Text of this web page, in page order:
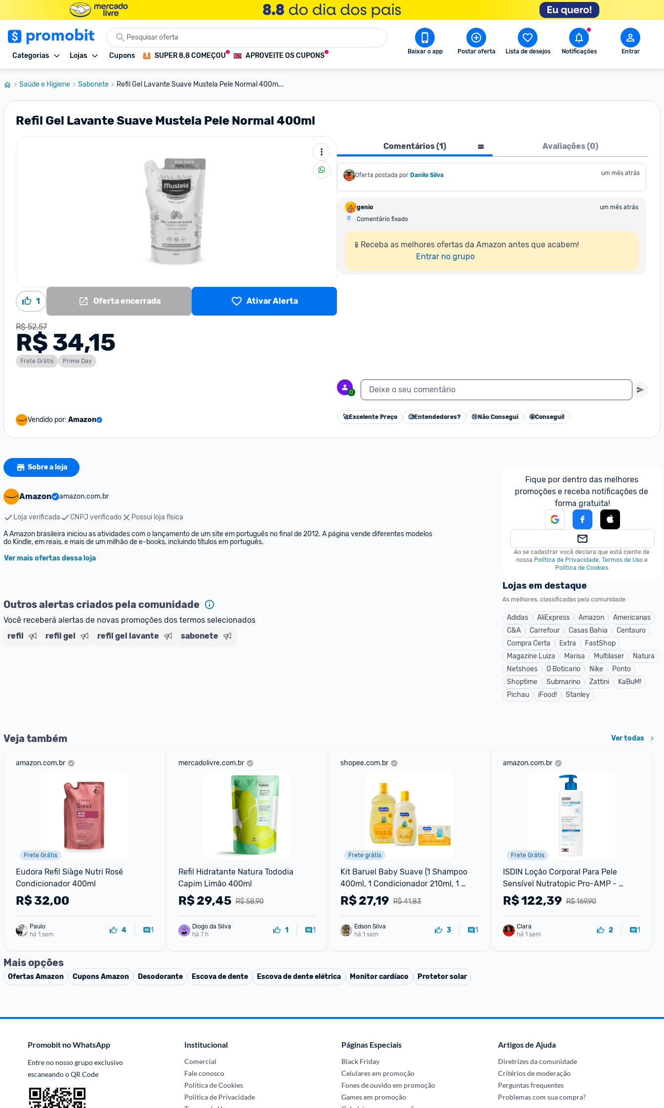
Categorias Lojas Cupons SUPER 8.8 COMEÇOU APROVEITE OS CUPONS Baixar o app Postar oferta Lista de desejos Notificações Entrar
Saúde e Higiene Sabonete Refil Gel Lavante Suave Mustela Pele Normal 400m...
Refil Gel Lavante Suave Mustela Pele Normal 400ml
1 Oferta encerrada Ativar Alerta
R$ 52,57
R$ 34,15
Frete Grátis Prime Day
Vendido por: Amazon
Comentários (1) Avaliações (0)
Oferta postada por Danilo Silva um mês atrás
genio
um mês atrás
Comentário fixado
📱Receba as melhores ofertas da Amazon antes que acabem!
Entrar no grupo
0 Deixe o seu comentário
🚀Excelente Preço 🧐Entendedores? 😢 Não Consegui 🤩Consegui!
Sobre a loja
Amazon amazon.com.br
Loja verificada CNPJ verificado
Possui loja física
A Amazon brasileira iniciou as atividades com o lançamento de um site em português no final de 2012. A página vende diferentes modelos
do Kindle, em reais, e mais de um milhão de e-books, incluindo títulos em português.
Ver mais ofertas dessa loja
Outros alertas criados pela comunidade
Você receberá alertas de novas promoções dos termos selecionados
refil
refil gel refil gel lavante sabonete
Fique por dentro das melhores
promoções e receba notificações de
forma gratuita!
Ao se cadastrar você declara que está ciente de
nossa Política de Privacidade, Termos de Uso e
Política de Cookies.
Lojas em destaque
As melhores, classificadas pela comunidade
Adidas AliExpress Amazon
Americanas
C&A
Carrefour Casas Bahia
Centauro
Compra Certa
Extra
FastShop
Magazine Luiza
Marisa Multilaser
Natura
Netshoes
O Boticario Nike
Ponto
Shoptime
Submarino Zattini
KaBuM!
Pichau
iFood! Stanley
Veja também Ver todas
amazon.com.br
Frete Grátis
Eudora Refil Siàge Nutri Rosé
Condicionador 400ml
R$32,00
Paulo
há 1 sem
4 1
mercadolivre.com.br
Refil Hidratante Natura Tododia
Capim Limão 400ml
R$ 58,90
R$29,45
Diogo da Silva
há 7 h
1 1
shopee.com.br
Frete grátis
Kit Baruel Baby Suave (1 Shampoo
400ml, 1 Condicionador 210ml, 1
Sabonete em Barra 70g)
R$ 41,83
R$27,19
Edson Silva
há 1 sem
3 1
amazon.com.br
Frete Grátis
ISDIN Loção Corporal Para Pele
Sensível Nutratopic Pro-AMP -
400ml
R$ 169,90
R$122,39
Clara
há 1 sem
2 1
Mais opções
OfertasAmazon CuponsAmazon Desodorante Escova de dente Escova de dente elétrica Monitor cardíaco Protetor solar
Promobit no WhatsApp
Entre no nosso grupo exclusivo
escaneando o QR Code
Institucional
Comercial
Fale conosco
Política de Cookies
Política de Privacidade
Páginas Especiais
Black Friday
Celulares em promoção
Fones de ouvido em promoção
Games em promoção
Artigos de Ajuda
Diretrizes da comunidade
Critérios de moderação
Perguntas frequentes
Problemas com sua compra?